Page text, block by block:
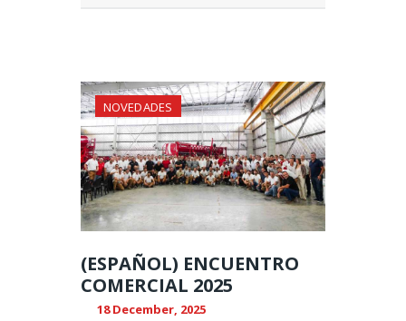
NOVEDADES
(ESPAÑOL) ENCUENTRO
COMERCIAL 2025
18 December, 2025